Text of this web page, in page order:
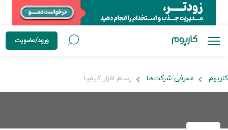
ورود/عضویت
کاربوم معرفی شرکت‌ها رسام افزار کیمیا